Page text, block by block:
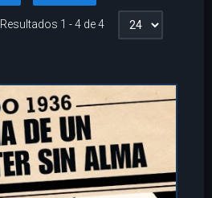
Resultados 1 - 4 de 4